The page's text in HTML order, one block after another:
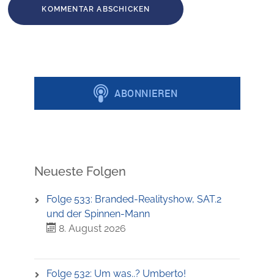
Neueste Folgen
Folge 533: Branded-Realityshow, SAT.2
und der Spinnen-Mann
8. August 2026
Folge 532: Um was..? Umberto!